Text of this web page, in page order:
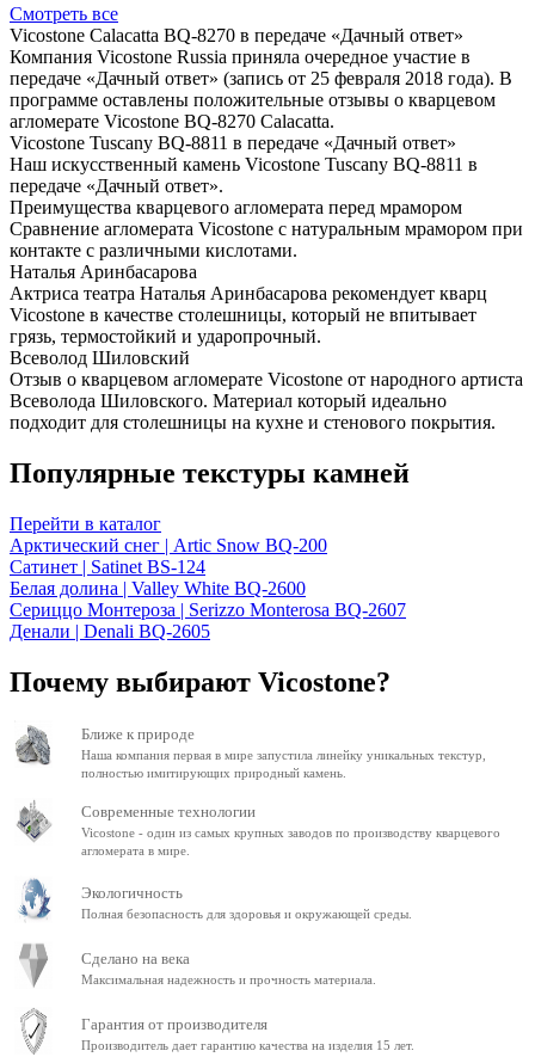
Смотреть все
Vicostone Calacatta BQ-8270 в передаче «Дачный ответ»
Компания Vicostone Russia приняла очередное участие в
передаче «Дачный ответ» (запись от 25 февраля 2018 года). В
программе оставлены положительные отзывы о кварцевом
агломерате Vicostone BQ-8270 Calacatta.
Vicostone Tuscany BQ-8811 в передаче «Дачный ответ»
Наш искусственный камень Vicostone Tuscany BQ-8811 в
передаче «Дачный ответ».
Преимущества кварцевого агломерата перед мрамором
Сравнение агломерата Vicostone с натуральным мрамором при
контакте с различными кислотами.
Наталья Аринбасарова
Актриса театра Наталья Аринбасарова рекомендует кварц
Vicostone в качестве столешницы, который не впитывает
грязь, термостойкий и ударопрочный.
Всеволод Шиловский
Отзыв о кварцевом агломерате Vicostone от народного артиста
Всеволода Шиловского. Материал который идеально
подходит для столешницы на кухне и стенового покрытия.
Популярные текстуры камней
Перейти в каталог
Арктический снег | Artic Snow BQ-200
Сатинет | Satinet BS-124
Белая долина | Valley White BQ-2600
Сериццо Монтероза | Serizzo Monterosa BQ-2607
Денали | Denali BQ-2605
Почему выбирают Vicostone?
Ближе к природе
Наша компания первая в мире запустила линейку уникальных текстур,
полностью имитирующих природный камень.
Современные технологии
Vicostone - один из самых крупных заводов по производству кварцевого
агломерата в мире.
Экологичность
Полная безопасность для здоровья и окружающей среды.
Сделано на века
Максимальная надежность и прочность материала.
Гарантия от производителя
Производитель дает гарантию качества на изделия 15 лет.